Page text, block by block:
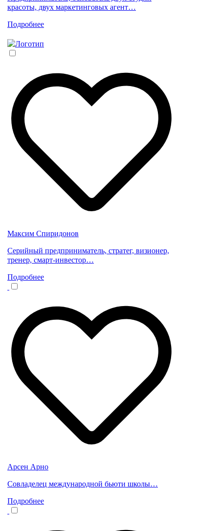
красоты, двух маркетинговых агент…
Подробнее
Максим Спиридонов
Серийный предприниматель, стратег, визионер,
тренер, смарт-инвестор…
Подробнее
Арсен Арно
Совладелец международной бьюти школы…
Подробнее